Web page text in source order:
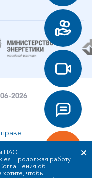
2026
в отношении
ПАО
Продолжая работу
об
хотите, чтобы